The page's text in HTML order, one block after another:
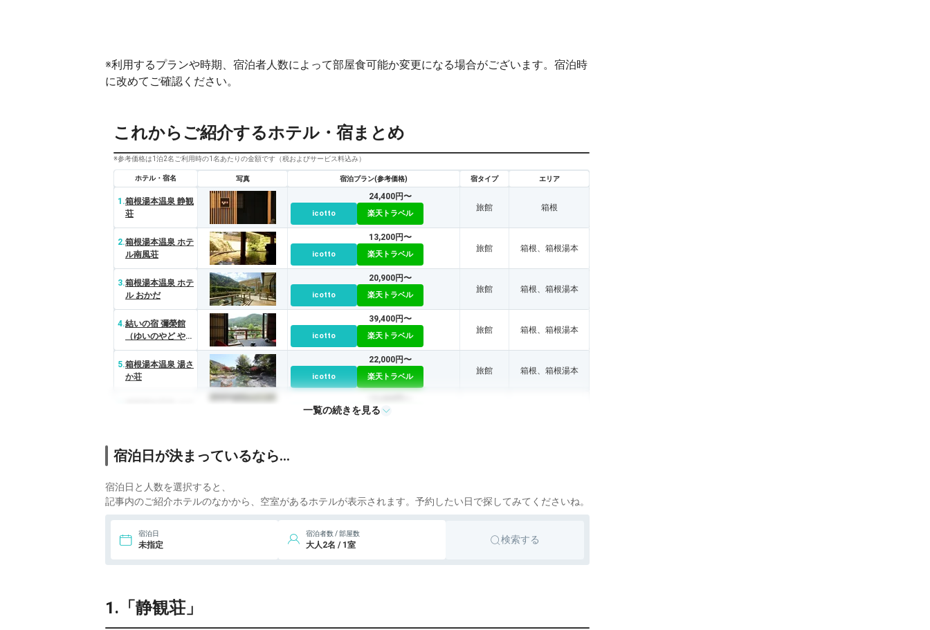
※利用するプランや時期、宿泊者人数によって部屋食可能か変更になる場合がございます。宿泊時
に改めてご確認ください。
これからご紹介するホテル・宿まとめ
※参考価格は1泊2名ご利用時の1名あたりの金額です（税およびサービス料込み）
ホテル・宿名 写真 宿泊プラン(参考価格) 宿タイプ エリア
1.箱根湯本温泉 静観
荘
icotto
24,400円〜
楽天トラベル
旅館 箱根
2.箱根湯本温泉 ホテ
ル南風荘
icotto
13,200円〜
楽天トラベル
旅館 箱根、箱根湯本
3.箱根湯本温泉 ホテ
ル おかだ
icotto
20,900円〜
楽天トラベル
旅館 箱根、箱根湯本
4.結いの宿 彌榮館
（ゆいのやど やえ
いかん）
icotto
39,400円〜
楽天トラベル
旅館 箱根、箱根湯本
5.箱根湯本温泉 湯さ
か荘
icotto
22,000円〜
楽天トラベル
旅館 箱根、箱根湯本
icotto 楽天トラベル
7.
箱根温泉 鶴井の宿
紫雲荘
8. 元湯 環翠楼
icotto 楽天トラベル
一覧の続きを見る
宿泊日が決まっているなら…
宿泊日と人数を選択すると、
記事内のご紹介ホテルのなかから、空室があるホテルが表示されます。予約したい日で探してみてくださいね。
宿泊日
未指定
宿泊者数 / 部屋数
大人2名 / 1室 検索する
1.「静観荘」